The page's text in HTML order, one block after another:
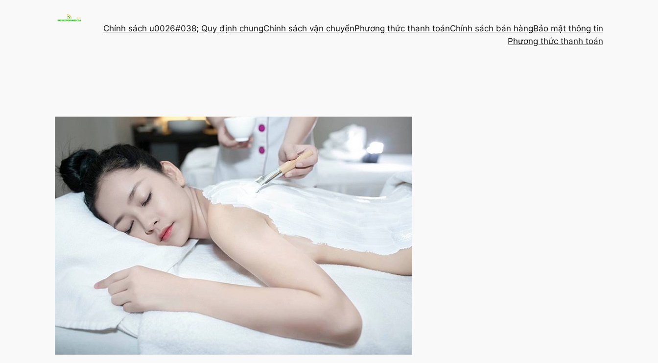
Chính sách u0026#038; Quy định chungChính sách vận chuyểnPhương thức thanh toánChính sách bán hàngBảo mật thông tin
Phương thức thanh toán